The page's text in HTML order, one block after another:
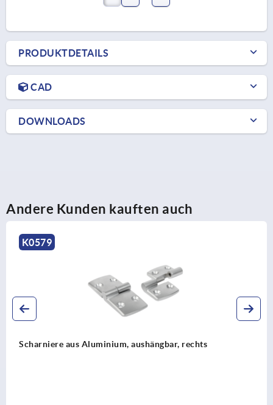
PRODUKTDETAILS
CAD
DOWNLOADS
Andere Kunden kauften auch
K1345
Scharniere Edelstahl aushängbar, rechts